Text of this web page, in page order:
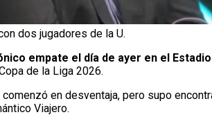
dos jugadores de la U.
empate el día de ayer en el Estadio
de la Liga 2026.
comenzó en desventaja, pero supo
Viajero.